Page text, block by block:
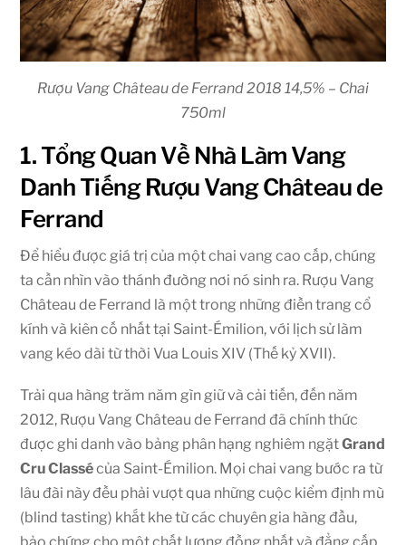
Rượu Vang Château de Ferrand 2018 14,5% – Chai
750ml
1. Tổng Quan Về Nhà Làm Vang
Danh Tiếng Rượu Vang Château de
Ferrand
Để hiểu được giá trị của một chai vang cao cấp, chúng
ta cần nhìn vào thánh đường nơi nó sinh ra. Rượu Vang
Château de Ferrand là một trong những điền trang cổ
kính và kiên cố nhất tại Saint-Émilion, với lịch sử làm
vang kéo dài từ thời Vua Louis XIV (Thế kỷ XVII).
Trải qua hàng trăm năm gìn giữ và cải tiến, đến năm
2012, Rượu Vang Château de Ferrand đã chính thức
được ghi danh vào bảng phân hạng nghiêm ngặtGrand
Cru Classécủa Saint-Émilion. Mọi chai vang bước ra từ
lâu đài này đều phải vượt qua những cuộc kiểm định mù
(blind tasting) khắt khe từ các chuyên gia hàng đầu,